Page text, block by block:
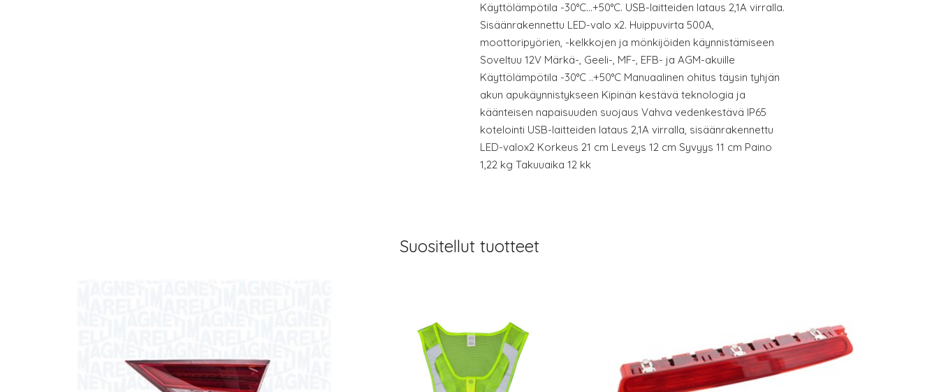
Käyttölämpötila -30°C…+50°C. USB-laitteiden lataus 2,1A virralla.
Sisäänrakennettu LED-valo x2. Huippuvirta 500A,
moottoripyörien, -kelkkojen ja mönkijöiden käynnistämiseen
Soveltuu 12V Märkä-, Geeli-, MF-, EFB- ja AGM-akuille
Käyttölämpötila -30°C ..+50°C Manuaalinen ohitus täysin tyhjän
akun apukäynnistykseen Kipinän kestävä teknologia ja
käänteisen napaisuuden suojaus Vahva vedenkestävä IP65
kotelointi USB-laitteiden lataus 2,1A virralla, sisäänrakennettu
LED-valox2 Korkeus 21 cm Leveys 12 cm Syvyys 11 cm Paino
1,22 kg Takuuaika 12 kk
Suositellut tuotteet